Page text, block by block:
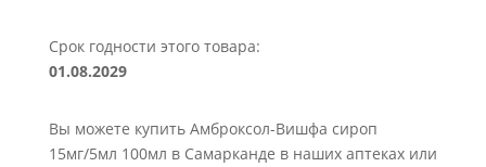
Срок годности этого товара:
01.08.2029
Вы можете купить Амброксол-Вишфа сироп
15мг/5мл 100мл в Самарканде в наших аптеках или